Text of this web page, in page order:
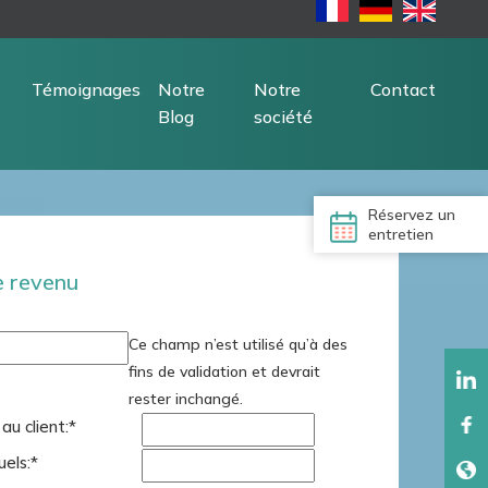
Témoignages
Notre
Blog
Notre
société
Contact
Réservez un
entretien
revenu
Ce champ n’est utilisé qu’à des
fins de validation et devrait
rester inchangé.
client:*
*